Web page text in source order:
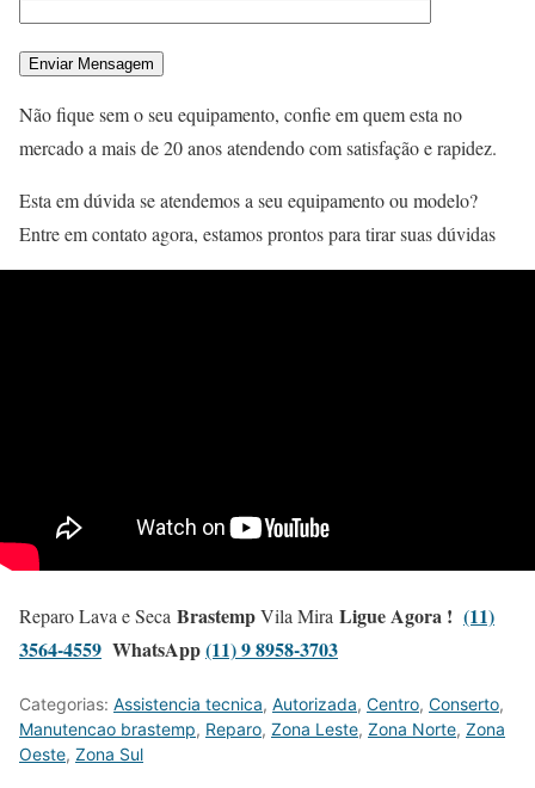
Não fique sem o seu equipamento, confie em quem esta no
mercado a mais de 20 anos atendendo com satisfação e rapidez.
Esta em dúvida se atendemos a seu equipamento ou modelo?
Entre em contato agora, estamos prontos para tirar suas dúvidas
Reparo Lava e Seca BrastempVila Mira Ligue Agora ! (11)
3564-4559 WhatsApp(11) 9 8958-3703
Categorias: Assistencia tecnica, Autorizada, Centro, Conserto,
Manutencao brastemp, Reparo, Zona Leste, Zona Norte, Zona
Oeste, Zona Sul